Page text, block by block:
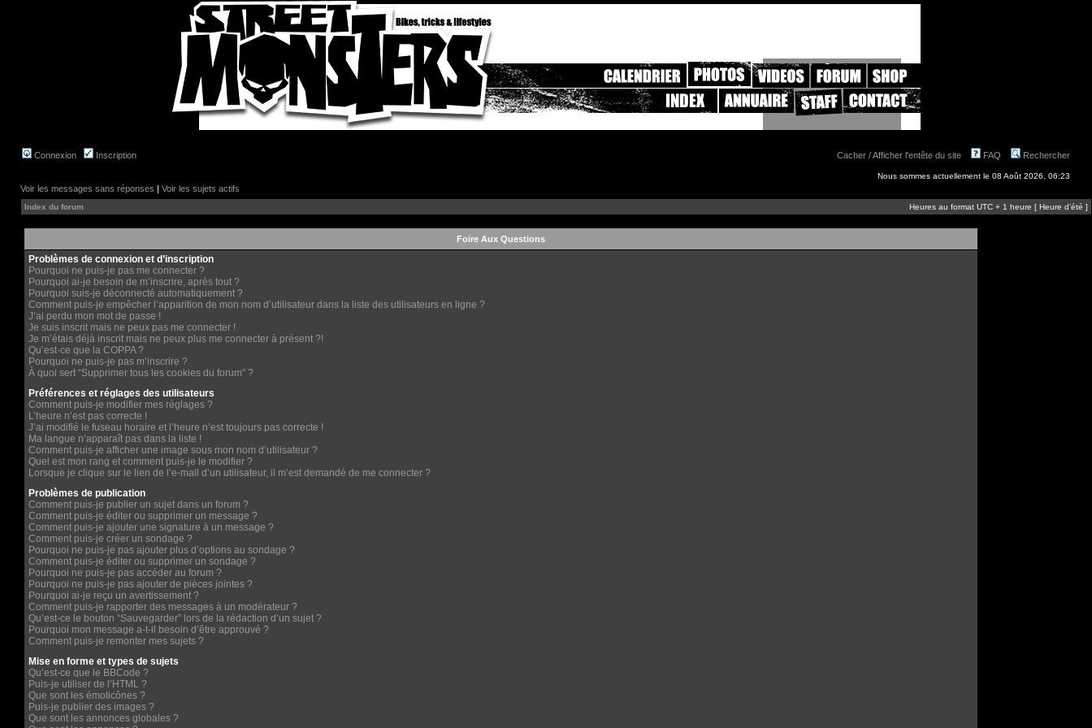
Connexion Inscription Cacher / Afficher l'entête du site FAQ Rechercher
Nous sommes actuellement le 08 Août 2026, 06:23
Voir les messages sans réponses | Voir les sujets actifs
Index du forum Heures au format UTC + 1 heure [ Heure d’été ]
Foire Aux Questions
Problèmes de connexion et d’inscription
Pourquoi ne puis-je pas me connecter ?
Pourquoi ai-je besoin de m’inscrire, après tout ?
Pourquoi suis-je déconnecté automatiquement ?
Comment puis-je empêcher l’apparition de mon nom d’utilisateur dans la liste des utilisateurs en ligne ?
J’ai perdu mon mot de passe !
Je suis inscrit mais ne peux pas me connecter !
Je m’étais déjà inscrit mais ne peux plus me connecter à présent ?!
Qu’est-ce que la COPPA ?
Pourquoi ne puis-je pas m’inscrire ?
À quoi sert “Supprimer tous les cookies du forum” ?
Préférences et réglages des utilisateurs
Comment puis-je modifier mes réglages ?
L’heure n’est pas correcte !
J’ai modifié le fuseau horaire et l’heure n’est toujours pas correcte !
Ma langue n’apparaît pas dans la liste !
Comment puis-je afficher une image sous mon nom d’utilisateur ?
Quel est mon rang et comment puis-je le modifier ?
Lorsque je clique sur le lien de l’e-mail d’un utilisateur, il m’est demandé de me connecter ?
Problèmes de publication
Comment puis-je publier un sujet dans un forum ?
Comment puis-je éditer ou supprimer un message ?
Comment puis-je ajouter une signature à un message ?
Comment puis-je créer un sondage ?
Pourquoi ne puis-je pas ajouter plus d’options au sondage ?
Comment puis-je éditer ou supprimer un sondage ?
Pourquoi ne puis-je pas accéder au forum ?
Pourquoi ne puis-je pas ajouter de pièces jointes ?
Pourquoi ai-je reçu un avertissement ?
Comment puis-je rapporter des messages à un modérateur ?
Qu’est-ce le bouton “Sauvegarder” lors de la rédaction d’un sujet ?
Pourquoi mon message a-t-il besoin d’être approuvé ?
Comment puis-je remonter mes sujets ?
Mise en forme et types de sujets
Qu’est-ce que le BBCode ?
Puis-je utiliser de l’HTML ?
Que sont les émoticônes ?
Puis-je publier des images ?
Que sont les annonces globales ?